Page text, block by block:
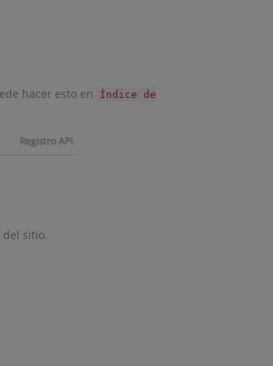
hacer esto en
Índice de
sitio.